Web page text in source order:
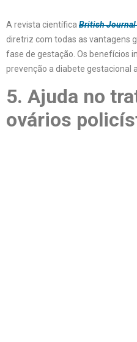
A revista científica British
diretriz com todas as vantagens
fase de gestação. Os benefícios
prevenção a diabete gestacional
5. Ajuda no
ovários